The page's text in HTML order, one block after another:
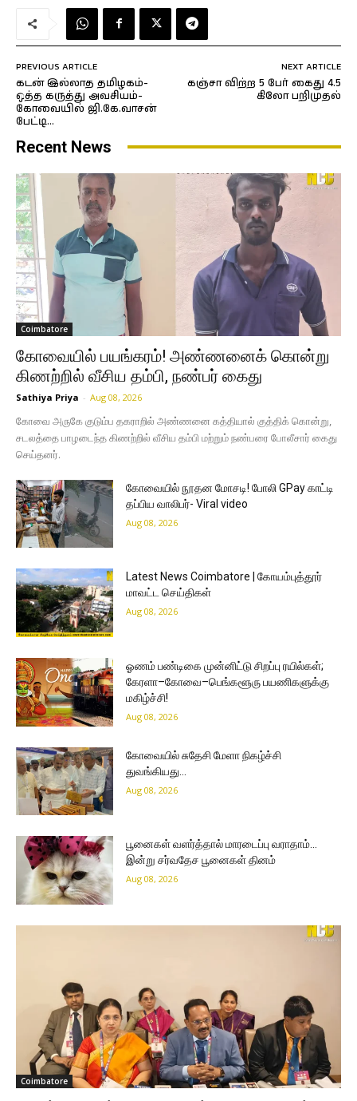
PREVIOUS ARTICLE
கடன் இல்லாத தமிழகம்-
ஒத்த கருத்து அவசியம்-
கோவையில் ஜி.கே.வாசன்
பேட்டி…
NEXT ARTICLE
கஞ்சா விற்ற 5 பேர் கைது 4.5
கிலோ பறிமுதல்
Recent News
Coimbatore
கோவையில் பயங்கரம்! அண்ணனைக் கொன்று
கிணற்றில் வீசிய தம்பி, நண்பர் கைது
Sathiya Priya - Aug 08, 2026
கோவை அருகே குடும்ப தகராறில் அண்ணனை கத்தியால் குத்திக் கொன்று,
சடலத்தை பாழடைந்த கிணற்றில் வீசிய தம்பி மற்றும் நண்பரை போலீசார் கைது
செய்தனர்.
கோவையில் நூதன மோசடி! போலி GPay காட்டி
தப்பிய வாலிபர்- Viral video
Aug 08, 2026
Latest News Coimbatore | கோயம்புத்தூர்
மாவட்ட செய்திகள்
Aug 08, 2026
ஓணம் பண்டிகை முன்னிட்டு சிறப்பு ரயில்கள்;
கேரளா–கோவை–பெங்களூரு பயணிகளுக்கு
மகிழ்ச்சி!
Aug 08, 2026
கோவையில் சுதேசி மேளா நிகழ்ச்சி
துவங்கியது…
Aug 08, 2026
பூனைகள் வளர்த்தால் மாரடைப்பு வராதாம்…
இன்று சர்வதேச பூனைகள் தினம்
Aug 08, 2026
Coimbatore